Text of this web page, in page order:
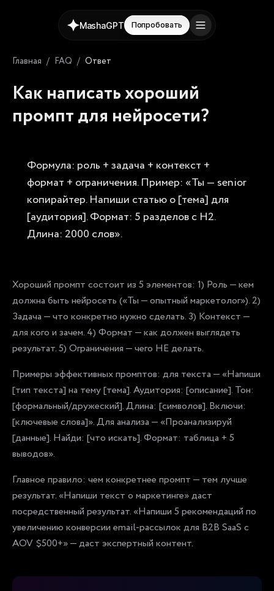
MashaGPT Попробовать
Главная / FAQ / Ответ
Как написать хороший
промпт для нейросети?
Формула: роль + задача + контекст +
формат + ограничения. Пример: «Ты — senior
копирайтер. Напиши статью о [тема] для
[аудитория]. Формат: 5 разделов с H2.
Длина: 2000 слов».
Хороший промпт состоит из 5 элементов: 1) Роль — кем
должна быть нейросеть («Ты — опытный маркетолог»). 2)
Задача — что конкретно нужно сделать. 3) Контекст —
для кого и зачем. 4) Формат — как должен выглядеть
результат. 5) Ограничения — чего НЕ делать.
Примеры эффективных промптов: для текста — «Напиши
[тип текста] на тему [тема]. Аудитория: [описание]. Тон:
[формальный/дружеский]. Длина: [символов]. Включи:
[ключевые слова]». Для анализа — «Проанализируй
[данные]. Найди: [что искать]. Формат: таблица + 5
выводов».
Главное правило: чем конкретнее промпт — тем лучше
результат. «Напиши текст о маркетинге» даст
посредственный результат. «Напиши 5 рекомендаций по
увеличению конверсии email-рассылок для B2B SaaS с
AOV $500+» — даст экспертный контент.